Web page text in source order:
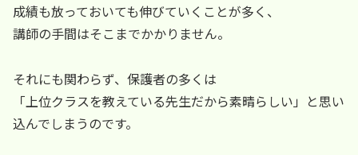
成績も放っておいても伸びていくことが多く、
講師の手間はそこまでかかりません。
それにも関わらず、保護者の多くは
「上位クラスを教えている先生だから素晴らしい」と思い
込んでしまうのです。